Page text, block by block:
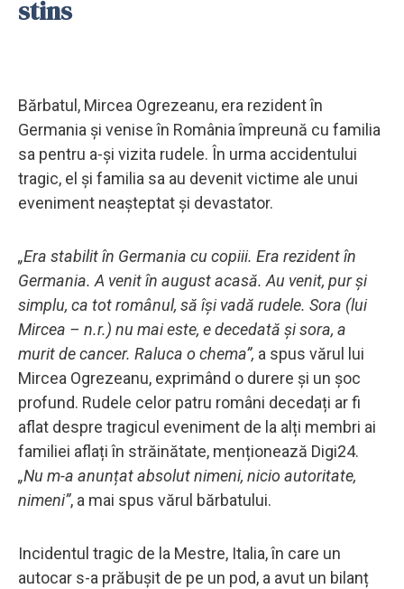
stins
Bărbatul, Mircea Ogrezeanu, era rezident în
Germania și venise în România împreună cu familia
sa pentru a-și vizita rudele. În urma accidentului
tragic, el și familia sa au devenit victime ale unui
eveniment neașteptat și devastator.
„Era stabilit în Germania cu copiii. Era rezident în
Germania. A venit în august acasă. Au venit, pur și
simplu, ca tot românul, să își vadă rudele. Sora (lui
Mircea – n.r.) nu mai este, e decedată și sora, a
murit de cancer. Raluca o chema”, a spus vărul lui
Mircea Ogrezeanu, exprimând o durere și un șoc
profund. Rudele celor patru români decedați ar fi
aflat despre tragicul eveniment de la alți membri ai
familiei aflați în străinătate, menționează Digi24.
„Nu m-a anunțat absolut nimeni, nicio autoritate,
nimeni”, a mai spus vărul bărbatului.
Incidentul tragic de la Mestre, Italia, în care un
autocar s-a prăbușit de pe un pod, a avut un bilanț